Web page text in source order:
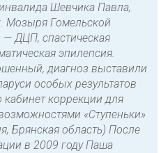
Шевчика Павла,
Мозыря Гомельской
ДЦП, спастическая
эпилепсия.
диагноз выставили
особых результатов
коррекции для
«Ступеньки»
Брянская область) После
в 2009 году Паша